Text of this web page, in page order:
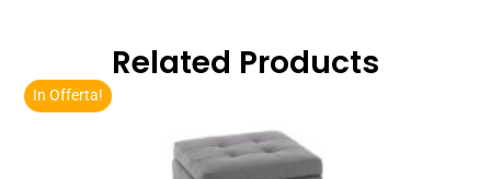
Related Products
In Offerta!